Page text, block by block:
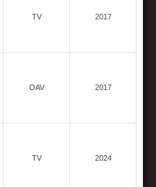
TV 2017
OAV 2017
TV 2024